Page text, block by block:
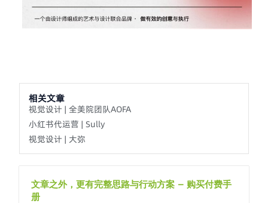
相关文章
视觉设计 | 全美院团队AOFA
小红书代运营 | Sully
视觉设计 | 大弥
文章之外，更有完整思路与行动方案 – 购买付费手
册